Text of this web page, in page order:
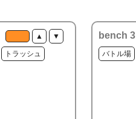
▲ ▼
トラッシュ
bench 3
バトル場